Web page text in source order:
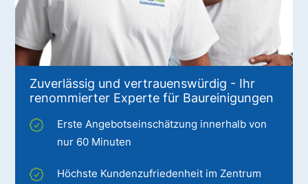
Zuverlässig und vertrauenswürdig - Ihr
renommierter Experte für Baureinigungen
Erste Angebotseinschätzung innerhalb von
nur 60 Minuten
Höchste Kundenzufriedenheit im Zentrum